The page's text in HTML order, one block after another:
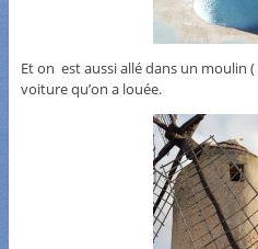
Et on est aussi allé dans un moulin
voiture qu’on a louée.